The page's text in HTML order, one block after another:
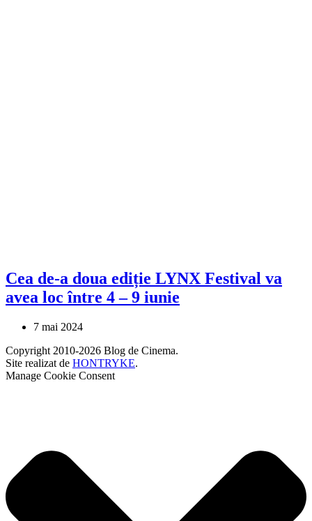
Cea de-a doua ediție LYNX Festival va
avea loc între 4 – 9 iunie
7 mai 2024
Copyright 2010-2026 Blog de Cinema.
Site realizat de HONTRYKE.
Manage Cookie Consent